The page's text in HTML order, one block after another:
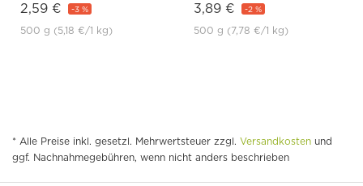
2,59 € -3 %
500 g (5,18 €/1 kg)
3,89 € -2 %
500 g (7,78 €/1 kg)
* Alle Preise inkl. gesetzl. Mehrwertsteuer zzgl. Versandkosten und
ggf. Nachnahmegebühren, wenn nicht anders beschrieben